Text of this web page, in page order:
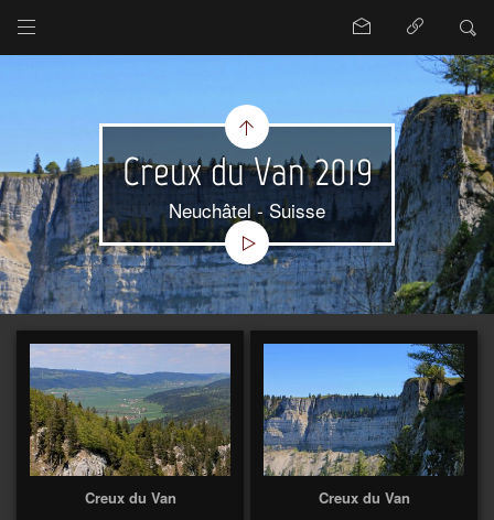
Creux du Van 2019
Neuchâtel - Suisse
Creux du Van Creux du Van